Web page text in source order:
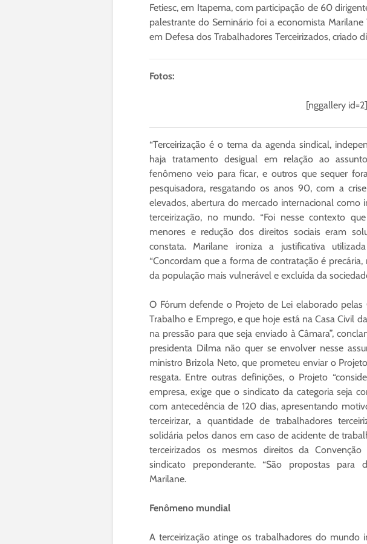
Fetiesc, em Itapema, com participação de 60
palestrante do Seminário foi a economista
em Defesa dos Trabalhadores Terceirizados, criado
Fotos:
[nggallery id=2]
“Terceirização é o tema da agenda sindical,
haja tratamento desigual em relação ao
fenômeno veio para ficar, e outros que sequer
pesquisadora, resgatando os anos 90, com a
elevados, abertura do mercado internacional
terceirização, no mundo. “Foi nesse contexto
menores e redução dos direitos sociais eram
constata. Marilane ironiza a justificativa
“Concordam que a forma de contratação é
da população mais vulnerável e excluída da
O Fórum defende o Projeto de Lei elaborado
Trabalho e Emprego, e que hoje está na Casa Civil
na pressão para que seja enviado à Câmara”,
presidenta Dilma não quer se envolver nesse
ministro Brizola Neto, que prometeu enviar o
resgata. Entre outras definições, o Projeto
empresa, exige que o sindicato da categoria seja
com antecedência de 120 dias, apresentando
terceirizar, a quantidade de trabalhadores
solidária pelos danos em caso de acidente de
terceirizados os mesmos direitos da
sindicato preponderante. “São propostas para
Marilane.
Fenômeno mundial
A terceirização atinge os trabalhadores do mundo